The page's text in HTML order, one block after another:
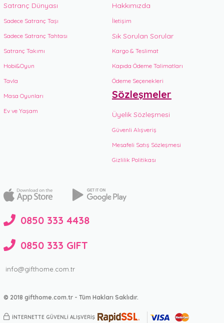
Satranç Dünyası
Sadece Satranç Taşı
Sadece Satranç Tahtası
Satranç Takımı
Hobi&Oyun
Tavla
Masa Oyunları
Ev ve Yaşam
Hakkımızda
İletişim
Sık Sorulan Sorular
Kargo & Teslimat
Kapıda Ödeme Talimatları
Ödeme Seçenekleri
Sözleşmeler
Üyelik Sözleşmesi
Güvenli Alışveriş
Mesafeli Satış Sözleşmesi
Gizlilik Politikası
0850 333 4438
0850 333 GIFT
info@gifthome.com.tr
© 2018 gifthome.com.tr - Tüm Hakları Saklıdır.
İNTERNETTE GÜVENLİ ALIŞVERİŞ